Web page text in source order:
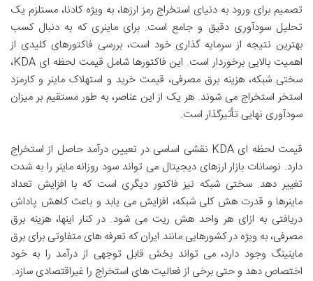
تصمیم برای ورود به دنیای استخراج رمز ارزها، به ویژه کادنا، مستلزم یک
تحلیل سودآوری دقیق و جامع است. برای ماینری که به دنبال کسب
بهترین نتیجه از سرمایه گذاری خود است، بررسی فاکتورهای کلیدی از
اهمیت بالایی برخوردار است. این فاکتورها شامل قیمت لحظه ای KDA،
سختی شبکه، هزینه برق مصرفی، قیمت خرید و استهلاک ماینر و کارمزد
استخر استخراج می شوند. هر یک از این عناصر، به طور مستقیم بر میزان
سودآوری نهایی تأثیرگذار است.
قیمت لحظه ای KDA نقشی اساسی در تعیین درآمد حاصل از استخراج
دارد. نوسانات بازار ارزهای دیجیتال می تواند سود روزانه ماینر را به شدت
تغییر دهد. سختی شبکه نیز فاکتور دیگری است که با افزایش تعداد
ماینرها و قدرت هش کلی شبکه، افزایش می یابد و باعث کاهش پاداش
دریافتی به ازای هر واحد هش ریت می شود. در کنار اینها، هزینه برق
مصرفی، به ویژه در کشورهایی مانند ایران که تعرفه های متفاوتی برای برق
ماینینگ وجود دارد، می تواند بخش قابل توجهی از درآمد را به خود
اختصاص دهد و حتی برخی از فعالیت های استخراج را غیراقتصادی سازد.